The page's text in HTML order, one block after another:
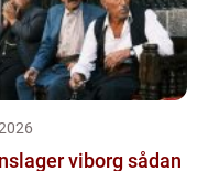
viborg sådan